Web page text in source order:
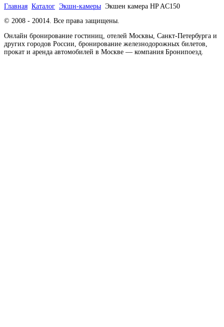
Главная Каталог Экшн-камеры Экшен камера HP AC150
© 2008 - 20014. Все права защищены.
Онлайн бронирование гостиниц, отелей Москвы, Санкт-Петербурга и
других городов России, бронирование железнодорожных билетов,
прокат и аренда автомобилей в Москве — компания Бронипоезд.